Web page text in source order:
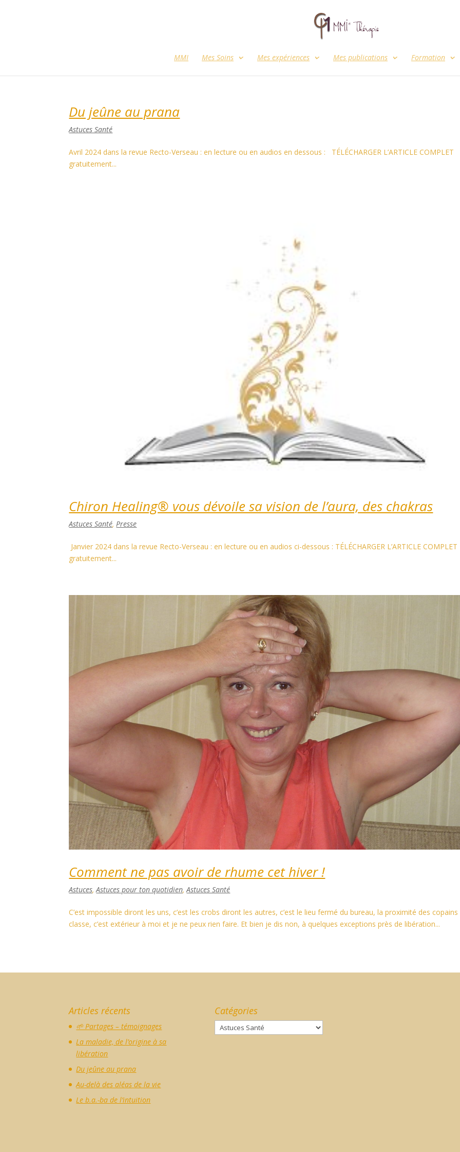
MMI Mes Soins Mes expériences Mes publications Formation
Du jeûne au prana
Astuces Santé
Avril 2024 dans la revue Recto-Verseau : en lecture ou en audios en dessous : TÉLÉCHARGER L’ARTICLE COMPLET
gratuitement...
Chiron Healing® vous dévoile sa vision de l’aura, des chakras
Astuces Santé,Presse
Janvier 2024 dans la revue Recto-Verseau : en lecture ou en audios ci-dessous : TÉLÉCHARGER L’ARTICLE COMPLET
gratuitement...
Comment ne pas avoir de rhume cet hiver !
Astuces,Astuces pour ton quotidien,Astuces Santé
C’est impossible diront les uns, c’est les crobs diront les autres, c’est le lieu fermé du bureau, la proximité des copains
classe, c’est extérieur à moi et je ne peux rien faire. Et bien je dis non, à quelques exceptions près de libération...
Articles récents
🌱 Partages – témoignages
La maladie, de l’origine à sa
libération
Du jeûne au prana
Au-delà des aléas de la vie
Le b.a.-ba de l’intuition
Catégories
Catégories